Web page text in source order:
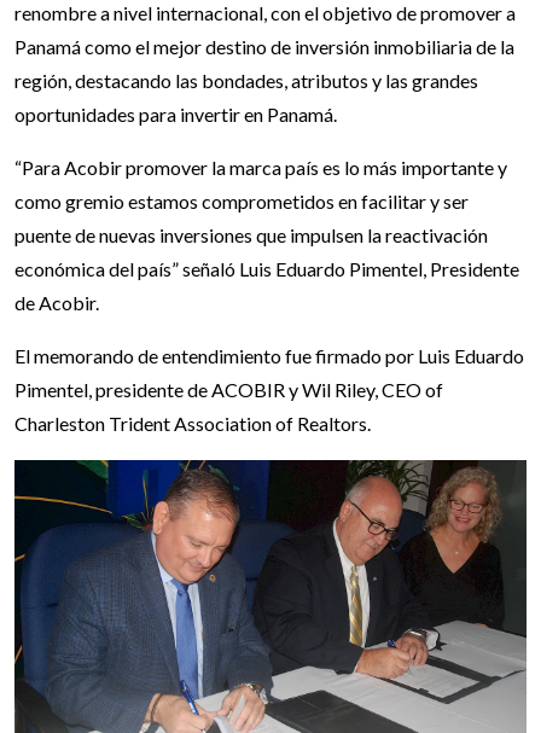
renombre a nivel internacional, con el objetivo de promover a
Panamá como el mejor destino de inversión inmobiliaria de la
región, destacando las bondades, atributos y las grandes
oportunidades para invertir en Panamá.
“Para Acobir promover la marca país es lo más importante y
como gremio estamos comprometidos en facilitar y ser
puente de nuevas inversiones que impulsen la reactivación
económica del país” señaló Luis Eduardo Pimentel, Presidente
de Acobir.
El memorando de entendimiento fue firmado por Luis Eduardo
Pimentel, presidente de ACOBIR y Wil Riley, CEO of
Charleston Trident Association of Realtors.